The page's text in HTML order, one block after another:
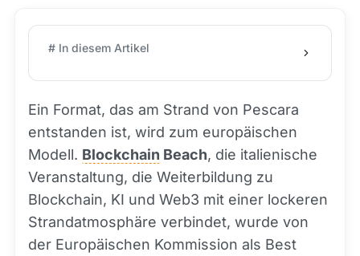
# In diesem Artikel
Ein Format, das am Strand von Pescara
entstanden ist, wird zum europäischen
Modell. Blockchain Beach, die italienische
Veranstaltung, die Weiterbildung zu
Blockchain, KI und Web3 mit einer lockeren
Strandatmosphäre verbindet, wurde von
der Europäischen Kommission als Best